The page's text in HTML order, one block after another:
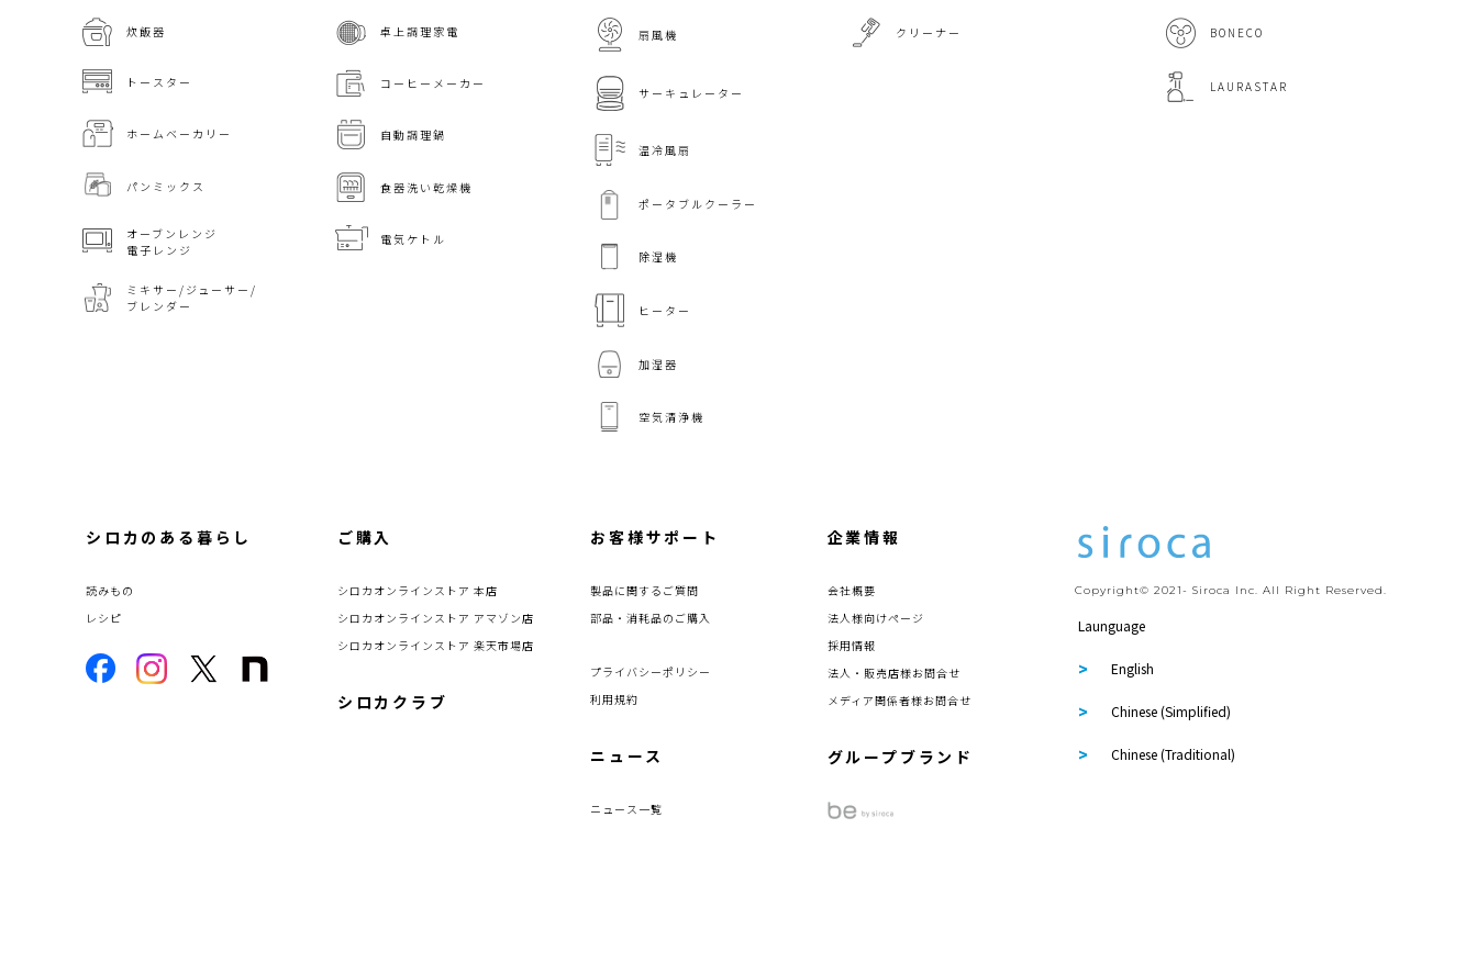
炊飯器 卓上調理家電
トースター コーヒーメーカー
ホームベーカリー 自動調理鍋
パンミックス 食器洗い乾燥機
オーブンレンジ
電子レンジ
電気ケトル
ミキサー/ジューサー/
ブレンダー
扇風機
サーキュレーター
温冷風扇
ポータブルクーラー
除湿機
ヒーター
加湿器
空気清浄機
クリーナー BONECO
LAURASTAR
シロカのある暮らし
読みもの
レシピ
ご購入
シロカオンラインストア 本店
シロカオンラインストア アマゾン店
シロカオンラインストア 楽天市場店
シロカクラブ
お客様サポート
製品に関するご質問
部品・消耗品のご購入
プライバシーポリシー
利用規約
ニュース
ニュース一覧
企業情報
会社概要
法人様向けページ
採用情報
法人・販売店様お問合せ
メディア関係者様お問合せ
グループブランド
Copyright© 2021- Siroca Inc. All Right Reserved.
Launguage
English
Chinese (Simplified)
Chinese (Traditional)